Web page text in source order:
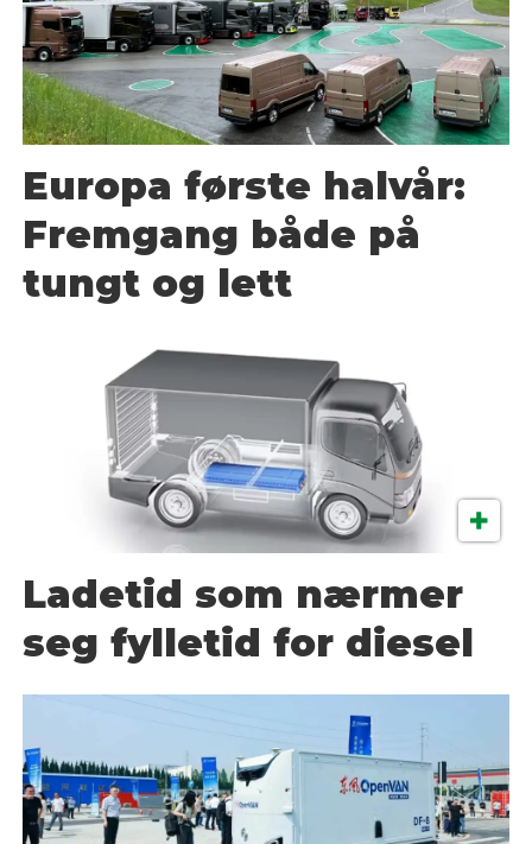
Europa første halvår:
Fremgang både på
tungt og lett
Ladetid som nærmer
seg fylletid for diesel